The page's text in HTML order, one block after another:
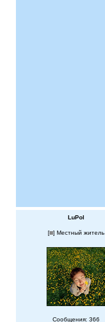
LuPol
[ ] Местный житель
Сообщения: 366